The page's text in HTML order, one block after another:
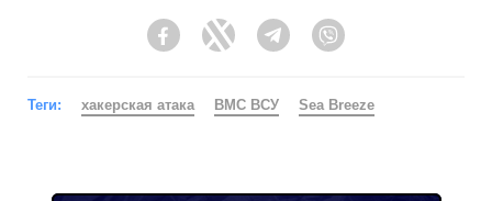
FacebookTwitter Telegram
Теги: хакерская атака ВМС ВСУ Sea Breeze